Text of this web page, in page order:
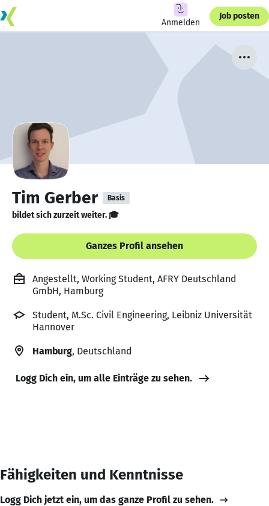
Anmelden
Job posten
Tim Gerber Basis
bildet sich zurzeit weiter. 🎓
Ganzes Profil ansehen
Angestellt, Working Student, AFRY Deutschland
GmbH, Hamburg
Student, M.Sc. Civil Engineering, Leibniz Universität
Hannover
Hamburg, Deutschland
Logg Dich ein, um alle Einträge zu sehen.
Fähigkeiten und Kenntnisse
Logg Dich jetzt ein, um das ganze Profil zu sehen.